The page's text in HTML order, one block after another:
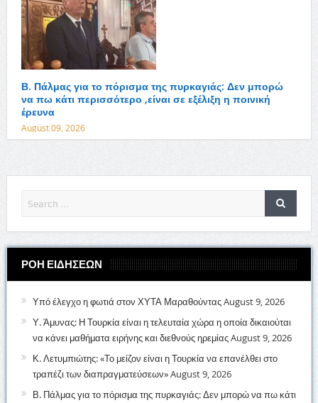
Β. Πάλμας για το πόρισμα της πυρκαγιάς: Δεν μπορώ
να πω κάτι περισσότερο ,είναι σε εξέλιξη η ποινική
έρευνα
August 09, 2026
ΡΟΗ ΕΙΔΗΣΕΩΝ
Υπό έλεγχο η φωτιά στον ΧΥΤΑ ΜαραθούνταςAugust 9, 2026
Υ. Άμυνας: Η Τουρκία είναι η τελευταία χώρα η οποία δικαιούται
να κάνει μαθήματα ειρήνης και διεθνούς ηρεμίαςAugust 9, 2026
Κ. Λετυμπιώτης: «Το μείζον είναι η Τουρκία να επανέλθει στο
τραπέζι των διαπραγματεύσεων»August 9, 2026
Β. Πάλμας για το πόρισμα της πυρκαγιάς: Δεν μπορώ να πω κάτι